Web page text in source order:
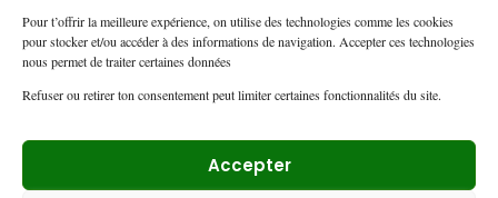
Pour t’offrir la meilleure expérience, on utilise des technologies comme les cookies
pour stocker et/ou accéder à des informations de navigation. Accepter ces technologies
nous permet de traiter certaines données
Refuser ou retirer ton consentement peut limiter certaines fonctionnalités du site.
Accepter
Mon Compte
Mon compte TDAH Focus – Membres
Page du tableau de bord formations
Espace membre